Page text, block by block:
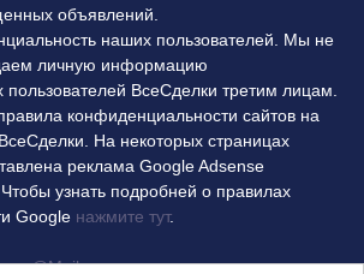
объявлений.
наших пользователей. Мы не
личную информацию
пользователей ВсеСделки третим лицам.
конфиденциальности сайтов на
На некоторых страницах
реклама Google Adsense
узнать подробней о правилах
Google нажмите тут.